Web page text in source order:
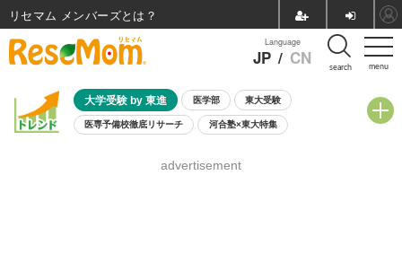
menu
Language
JP / CN search
大学受験 by 東進 医学部 東大受験
医専予備校徹底リサーチ 河合塾×東大特集
8月開催学校説明会・相談会
advertisement
リセマム メンバーズ